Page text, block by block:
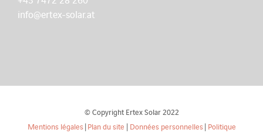
info@ertex-solar.at
© Copyright Ertex Solar 2022
Mentions légales|Plan du site | Données personnelles| Politique